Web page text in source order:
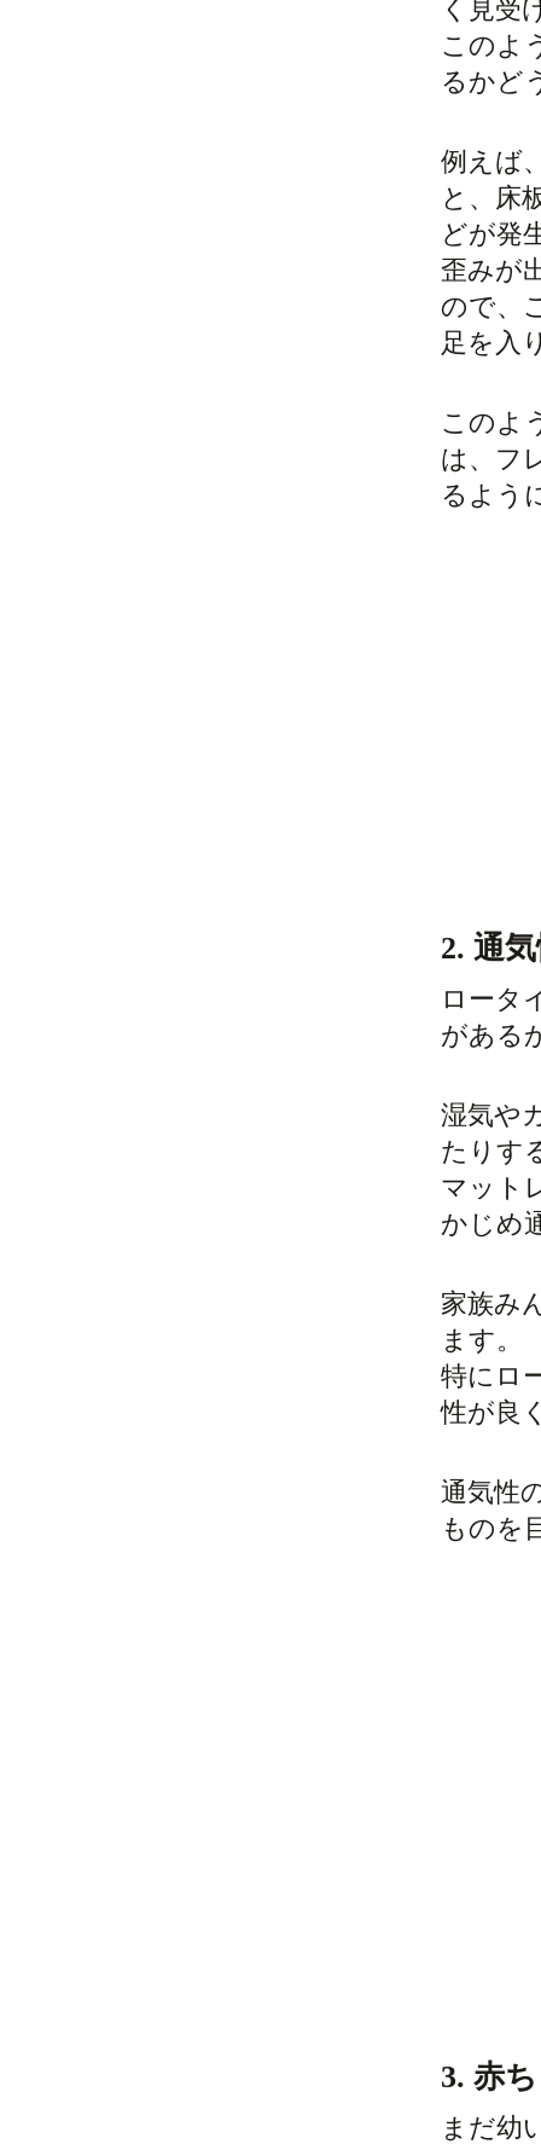
く見受
このよ
るかど
例えば
と、床
どが発
歪みが
ので、
足を入
このよ
は、フ
るよう
2. 通
ロータ
がある
湿気や
たりす
マット
かじめ
家族み
ます。
特にロ
性が良
通気性
ものを
3. 赤
まだ幼